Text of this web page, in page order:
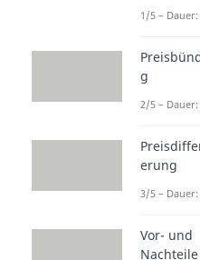
1/5 – Dauer:
g
2/5 – Dauer:
erung
3/5 – Dauer:
Vor- und